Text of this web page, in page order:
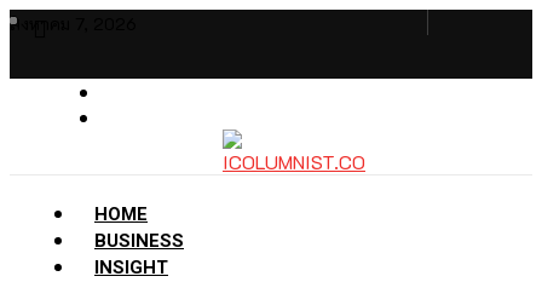
สิงหาคม 7, 2026
HOME
BUSINESS
INSIGHT